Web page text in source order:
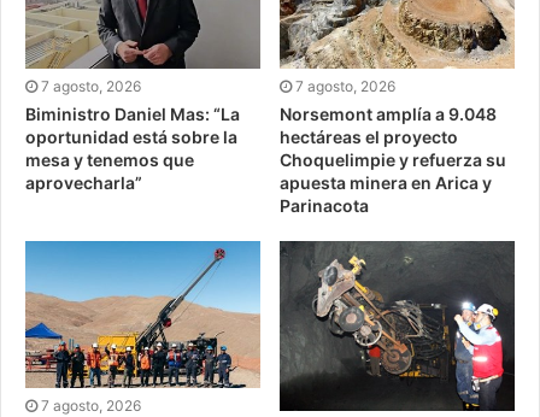
7 agosto, 2026
Biministro Daniel Mas: “La
oportunidad está sobre la
mesa y tenemos que
aprovecharla”
7 agosto, 2026
Norsemont amplía a 9.048
hectáreas el proyecto
Choquelimpie y refuerza su
apuesta minera en Arica y
Parinacota
7 agosto, 2026